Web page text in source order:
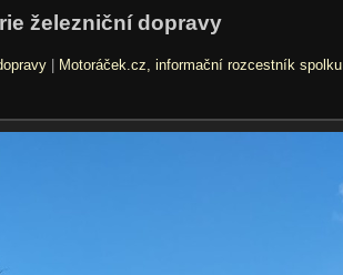
železniční dopravy
| Motoráček.cz, informační rozcestník spolku|